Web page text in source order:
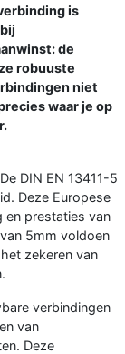
is
de
robuuste
niet
waar je op
De DIN EN 13411-5
Deze Europese
en prestaties van
5mm voldoen
zekeren van
verbindingen
van
Deze